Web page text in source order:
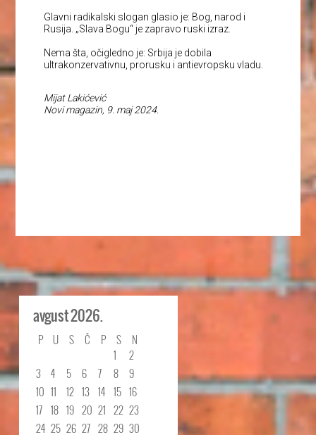
Glavni radikalski slogan glasio je: Bog, narod i
Rusija. „Slava Bogu“ je zapravo ruski izraz.
Nema šta, očigledno je: Srbija je dobila
ultrakonzervativnu, prorusku i antievropsku vladu.
Mijat Lakićević
Novi magazin, 9. maj 2024.
avgust 2026.
P U S Č P S
N
1
2
3
4 5 6 7 8
9
10 11 12 13 14 15 16
17 18 19 20 21 22 23
24 25 26 27 28 29 30